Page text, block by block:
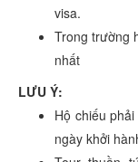
visa.
Trong trường
nhất
LƯU Ý:
Hộ chiếu
ngày khởi